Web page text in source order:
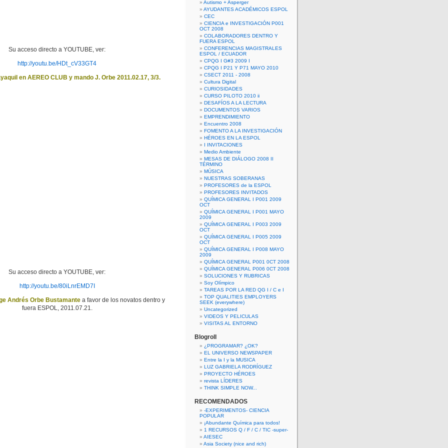
Su acceso directo a YOUTUBE, ver:
http://youtu.be/HDt_cV33GT4
en AEREO CLUB y mando J. Orbe 2011.02.17, 3/3.
Su acceso directo a YOUTUBE, ver:
http://youtu.be/80iLnrEMD7I
Andrés Orbe Bustamante a favor de los novatos dentro y
fuera ESPOL, 2011.07.21.
Autismo + Asperger
AYUDANTES ACADÉMICOS ESPOL
CEC
CIENCIA e INVESTIGACIÓN P001
OCT 2008
COLABORADORES DENTRO Y
FUERA ESPOL
CONFERENCIAS MAGISTRALES
ESPOL / ECUADOR
CPQG I G#3 2009 I
CPQG I P21 Y P71 MAYO 2010
CSECT 2011 - 2008
Cultura Digital
CURIOSIDADES
CURSO PILOTO 2010 ii
DESAFÍOS A LA LECTURA
DOCUMENTOS VARIOS
EMPRENDIMIENTO
Encuentro 2008
FOMENTO A LA INVESTIGACIÓN
HÉROES EN LA ESPOL
I INVITACIONES
Medio Ambiente
MESAS DE DIÁLOGO 2008 II
TÉRMINO
MÚSICA
NUESTRAS SOBERANAS
PROFESORES de la ESPOL
PROFESORES INVITADOS
QUÍMICA GENERAL I P001 2009
OCT
QUÍMICA GENERAL I P001 MAYO
2009
QUÍMICA GENERAL I P003 2009
OCT
QUÍMICA GENERAL I P005 2009
OCT
QUÍMICA GENERAL I P008 MAYO
2009
QUÍMICA GENERAL P001 0CT 2008
QUÍMICA GENERAL P006 0CT 2008
SOLUCIONES Y RUBRICAS
Soy Olímpico
TAREAS POR LA RED QG I / C e I
TOP QUALITIES EMPLOYERS
SEEK (everywhere)
Uncategorized
VIDEOS Y PELICULAS
VISITAS AL ENTORNO
Blogroll
¿PROGRAMAR? ¿OK?
EL UNIVERSO NEWSPAPER
Entre la I y la MUSICA
LUZ GABRIELA RODRÍGUEZ
PROYECTO HÉROES
revista LÍDERES
THINK SIMPLE NOW...
RECOMENDADOS
-EXPERIMENTOS- CIENCIA
POPULAR
¡Abundante Química para todos!
1 RECURSOS Q / F / C / TIC -super-
AIESEC
Asia Society (nice and rich)